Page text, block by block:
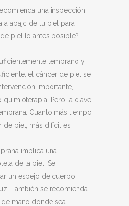
una inspección
a abajo de tu piel para
piel lo antes posible?
temprano y
el cáncer de piel se
importante,
quimioterapia. Pero la clave
Cuanto más tiempo
de piel, más difícil es
implica una
de la piel. Se
un espejo de cuerpo
También se recomienda
mano donde sea